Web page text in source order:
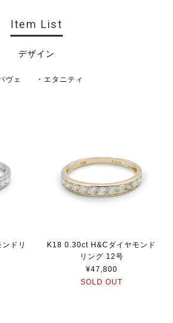
Item List
デザイン
ヴェ ・エタニティ
ドリ
K18 0.30ct H&Cダイヤモンド
リング 12号
¥47,800
SOLD OUT